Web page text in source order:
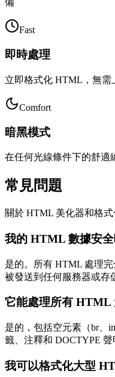
備
Fast
即時處理
立即格式化 HTML，無需
Comfort
暗黑模式
在任何光線條件下的舒適
常見問題
關於 HTML 美化器和格
我的 HTML 數據安全
是的。所有 HTML 處理
被發送到任何服務器或存
它能處理所有 HTML
是的，包括空元素（br、
籤、注釋和 DOCTYPE 聲
我可以格式化大型